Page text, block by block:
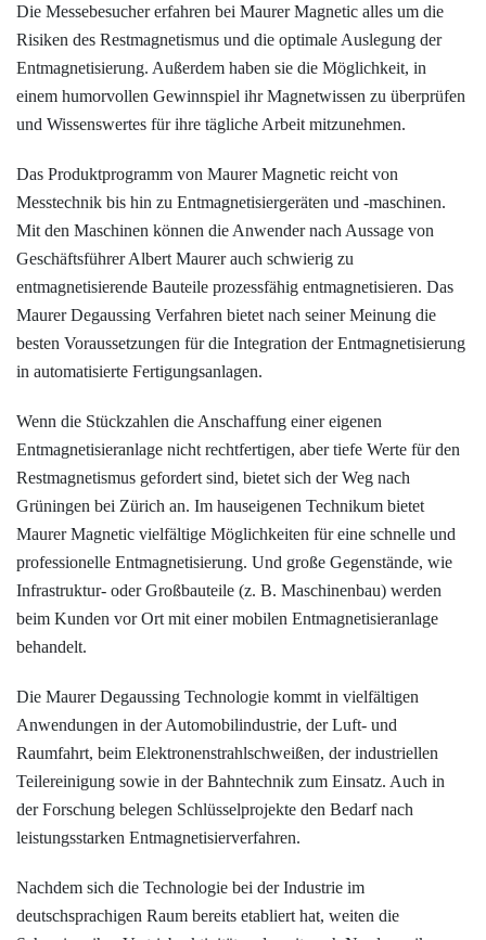
Die Messebesucher erfahren bei Maurer Magnetic alles um die
Risiken des Restmagnetismus und die optimale Auslegung der
Entmagnetisierung. Außerdem haben sie die Möglichkeit, in
einem humorvollen Gewinnspiel ihrMagnetwissen zu überprüfen
und Wissenswertes für ihre tägliche Arbeit mitzunehmen.
Das Produktprogramm von Maurer Magnetic reicht von
Messtechnik bis hin zu Entmagnetisiergeräten und -maschinen.
Mit den Maschinen können die Anwender nach Aussage von
Geschäftsführer Albert Maurer auch schwierig zu
entmagnetisierende Bauteile prozessfähig entmagnetisieren. Das
Maurer Degaussing Verfahren bietet nach seiner Meinung die
besten Voraussetzungen für die Integration der Entmagnetisierung
in automatisierte Fertigungsanlagen.
Wenn die Stückzahlen die Anschaffung einer eigenen
Entmagnetisieranlage nicht rechtfertigen, aber tiefe Werte für den
Restmagnetismus gefordert sind, bietet sich der Weg nach
Grüningen bei Zürich an. Im hauseigenen Technikum bietet
Maurer Magnetic vielfältige Möglichkeiten für eine schnelle und
professionelle Entmagnetisierung. Und große Gegenstände, wie
Infrastruktur- oder Großbauteile (z. B. Maschinenbau) werden
beim Kunden vor Ort mit einer mobilen Entmagnetisieranlage
behandelt.
Die Maurer Degaussing Technologie kommt in vielfältigen
Anwendungen in der Automobilindustrie, der Luft- und
Raumfahrt, beim Elektronenstrahlschweißen, der industriellen
Teilereinigung sowie in der Bahntechnik zum Einsatz. Auch in
der Forschung belegen Schlüsselprojekte den Bedarf nach
leistungsstarken Entmagnetisierverfahren.
Nachdem sich die Technologie bei der Industrie im
deutschsprachigen Raum bereits etabliert hat, weiten die